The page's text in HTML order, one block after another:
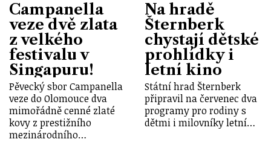
Campanella
veze dvě zlata
z velkého
festivalu v
Singapuru!
Pěvecký sbor Campanella
veze do Olomouce dva
mimořádně cenné zlaté
kovy z prestižního
mezinárodního…
Na hradě
Šternberk
chystají dětské
prohlídky i
letní kino
Státní hrad Šternberk
připravil na červenec dva
programy pro rodiny s
dětmi i milovníky letní…